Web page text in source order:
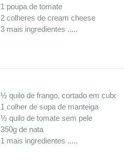
1 poupa de tomate
2 colheres de cream cheese
3 mais ingredientes .....
½ quilo de frango, cortado em cubos
1 colher de sopa de manteiga
½ quilo de tomate sem pele
350g de nata
1 mais ingredientes .....